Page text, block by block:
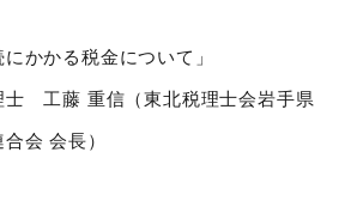
にかかる税金について」
工藤 重信（東北税理士会岩手県
会 会長）